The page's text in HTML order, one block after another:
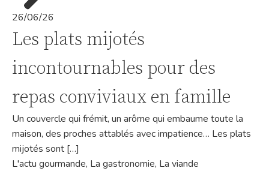
26/06/26
Les plats mijotés
incontournables pour des
repas conviviaux en famille
Un couvercle qui frémit, un arôme qui embaume toute la
maison, des proches attablés avec impatience… Les plats
mijotés sont […]
L'actu gourmande, La gastronomie, La viande